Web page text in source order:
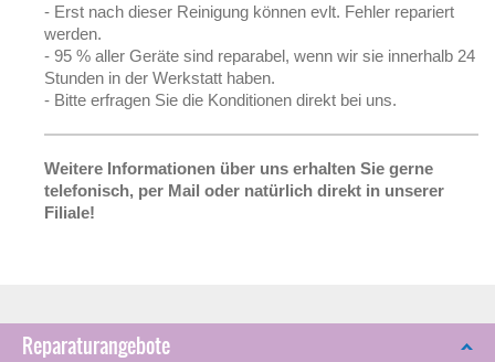
- Erst nach dieser Reinigung können evlt. Fehler repariert
werden.
- 95 % aller Geräte sind reparabel, wenn wir sie innerhalb 24
Stunden in der Werkstatt haben.
- Bitte erfragen Sie die Konditionen direkt bei uns.
Weitere Informationen über uns erhalten Sie gerne
telefonisch, per Mail oder natürlich direkt in unserer
Filiale!
Reparaturangebote